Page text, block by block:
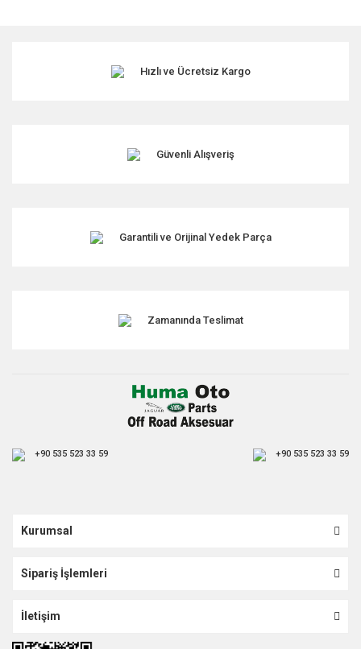
Hızlı ve Ücretsiz Kargo
Güvenli Alışveriş
Garantili ve Orijinal Yedek Parça
Zamanında Teslimat
+90 535 523 33 59 +90 535 523 33 59
Kurumsal
Sipariş İşlemleri
İletişim